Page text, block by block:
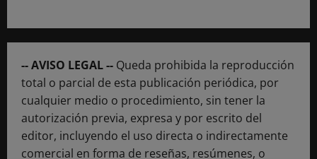
-- AVISO LEGAL -- Queda prohibida la reproducción
total o parcial de esta publicación periódica, por
cualquier medio o procedimiento, sin tener la
autorización previa, expresa y por escrito del
editor, incluyendo el uso directa o indirectamente
comercial en forma de reseñas, resúmenes, o